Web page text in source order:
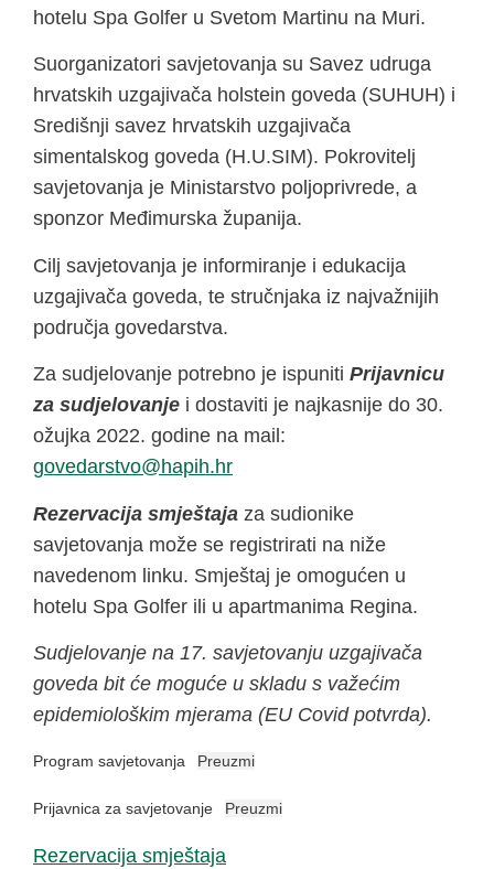
hotelu Spa Golfer u Svetom Martinu na Muri.
Suorganizatori savjetovanja su Savez udruga
hrvatskih uzgajivača holstein goveda (SUHUH) i
Središnji savez hrvatskih uzgajivača
simentalskog goveda (H.U.SIM). Pokrovitelj
savjetovanja je Ministarstvo poljoprivrede, a
sponzor Međimurska županija.
Cilj savjetovanja je informiranje i edukacija
uzgajivača goveda, te stručnjaka iz najvažnijih
područja govedarstva.
Za sudjelovanje potrebno je ispuniti Prijavnicu
za sudjelovanje i dostaviti je najkasnije do 30.
ožujka 2022. godine na mail:
rh.hipah
@ovtsradevog
Rezervacija smještaja za sudionike
savjetovanja može se registrirati na niže
navedenom linku. Smještaj je omogućen u
hotelu Spa Golfer ili u apartmanima Regina.
Sudjelovanje na 17. savjetovanju uzgajivača
goveda bit će moguće u skladu s važećim
epidemiološkim mjerama (EU Covid potvrda).
Program savjetovanja Preuzmi
Prijavnica za savjetovanje Preuzmi
Rezervacija smještaja